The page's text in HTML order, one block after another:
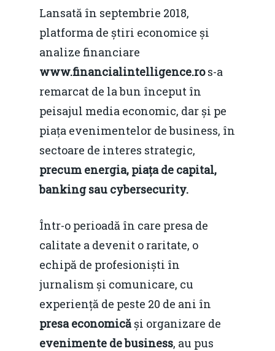
Lansată în septembrie 2018,
platforma de știri economice și
analize financiare
www.financialintelligence.ro s-a
remarcat de la bun început în
peisajul media economic, dar și pe
piața evenimentelor de business, în
sectoare de interes strategic,
precum energia, piața de capital,
banking sau cybersecurity.
Într-o perioadă în care presa de
calitate a devenit o raritate, o
echipă de profesioniști în
jurnalism și comunicare, cu
experiență de peste 20 de ani în
presa economică și organizare de
evenimente de business, au pus